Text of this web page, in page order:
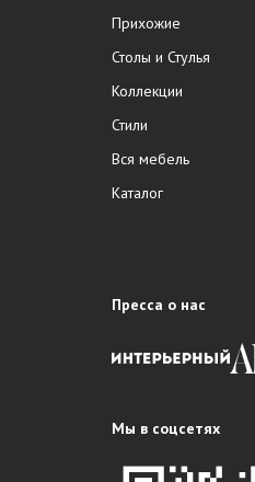
Прихожие
Столы и Стулья
Коллекции
Стили
Вся мебель
Каталог
Пресса о нас
Мы в соцсетях